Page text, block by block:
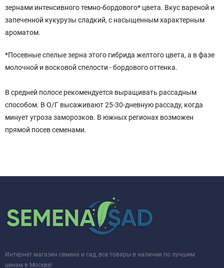
зернами интенсивного темно-бордового* цвета. Вкус вареной и
запеченной кукурузы сладкий, с насыщенным характерным
ароматом.
*Посевные спелые зерна этого гибрида желтого цвета, а в фазе
молочной и восковой спелости - бордового оттенка.
В средней полосе рекомендуется выращивать рассадным
способом. В О/Г высаживают 25-30-дневную рассаду, когда
минует угроза заморозков. В южных регионах возможен
прямой посев семенами.
Интернет магазин семена и сад, все товары в наличии по лучшим
ценам в Москве!